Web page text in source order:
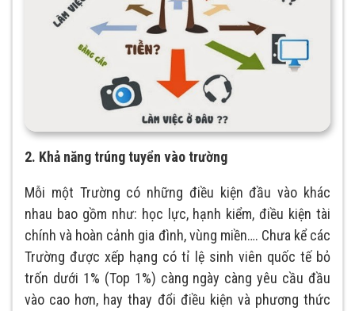
2. Khả năng trúng tuyển vào trường
Mỗi một Trường có những điều kiện đầu vào khác
nhau bao gồm như: học lực, hạnh kiểm, điều kiện tài
chính và hoàn cảnh gia đình, vùng miền…. Chưa kể các
Trường được xếp hạng có tỉ lệ sinh viên quốc tế bỏ
trốn dưới 1% (Top 1%) càng ngày càng yêu cầu đầu
vào cao hơn, hay thay đổi điều kiện và phương thức